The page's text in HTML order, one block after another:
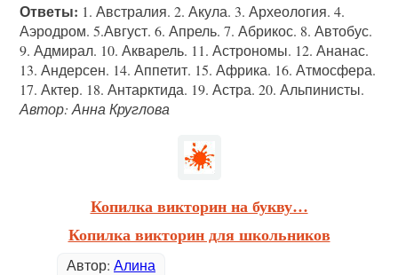
Ответы: 1. Австралия. 2. Акула. 3. Археология. 4.
Аэродром. 5.Август. 6. Апрель. 7. Абрикос. 8. Автобус.
9. Адмирал. 10. Акварель. 11. Астрономы. 12. Ананас.
13. Андерсен. 14. Аппетит. 15. Африка. 16. Атмосфера.
17. Актер. 18. Антарктида. 19. Астра. 20. Альпинисты.
Автор: Анна Круглова
Копилка викторин на букву…
Копилка викторин для школьников
Автор: Алина